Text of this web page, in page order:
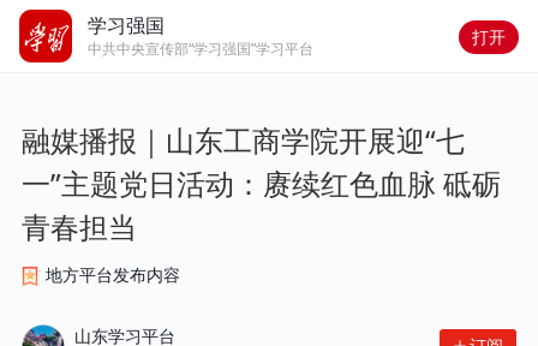
学习强国
中共中央宣传部“学习强国”学习平台
打开
融媒播报｜山东工商学院开展迎“七
一”主题党日活动：赓续红色血脉 砥砺
青春担当
地方平台发布内容
山东学习平台